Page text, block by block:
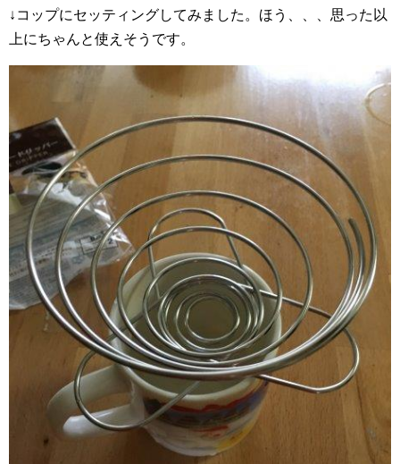
↓コップにセッティングしてみました。ほう、、、思った以
上にちゃんと使えそうです。